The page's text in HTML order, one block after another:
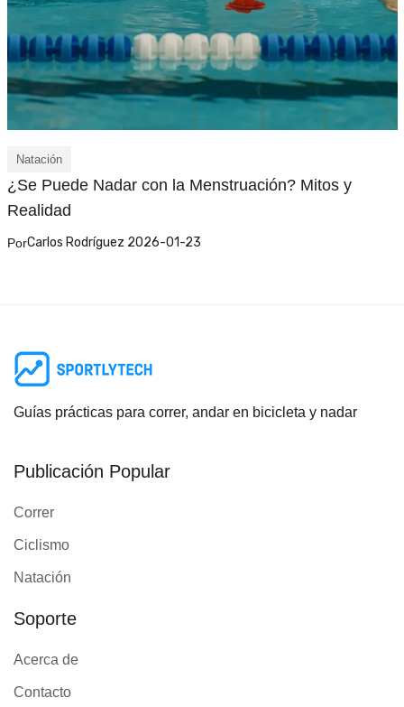
Natación
¿Se Puede Nadar con la Menstruación? Mitos y
Realidad
PorCarlos Rodríguez 2026-01-23
Guías prácticas para correr, andar en bicicleta y nadar
Publicación Popular
Correr
Ciclismo
Natación
Soporte
Acerca de
Contacto